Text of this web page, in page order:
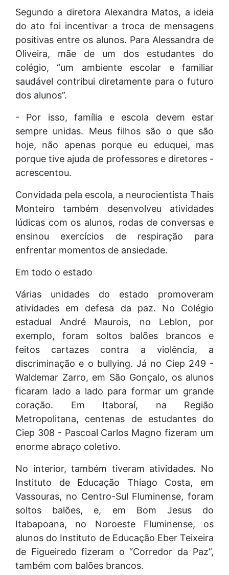
Segundo a diretora Alexandra Matos, a ideia
do ato foi incentivar a troca de mensagens
positivas entre os alunos. Para Alessandra de
Oliveira, mãe de um dos estudantes do
colégio, “um ambiente escolar e familiar
saudável contribui diretamente para o futuro
dos alunos”.
- Por isso, família e escola devem estar
sempre unidas. Meus filhos são o que são
hoje, não apenas porque eu eduquei, mas
porque tive ajuda de professores e diretores -
acrescentou.
Convidada pela escola, a neurocientista Thais
Monteiro também desenvolveu atividades
lúdicas com os alunos, rodas de conversas e
ensinou exercícios de respiração para
enfrentar momentos de ansiedade.
Em todo o estado
Várias unidades do estado promoveram
atividades em defesa da paz. No Colégio
estadual André Maurois, no Leblon, por
exemplo, foram soltos balões brancos e
feitos cartazes contra a violência, a
discriminação e o bullying. Já no Ciep 249 -
Waldemar Zarro, em São Gonçalo, os alunos
ficaram lado a lado para formar um grande
coração. Em Itaboraí, na Região
Metropolitana, centenas de estudantes do
Ciep 308 - Pascoal Carlos Magno fizeram um
enorme abraço coletivo.
No interior, também tiveram atividades. No
Instituto de Educação Thiago Costa, em
Vassouras, no Centro-Sul Fluminense, foram
soltos balões, e, em Bom Jesus do
Itabapoana, no Noroeste Fluminense, os
alunos do Instituto de Educação Eber Teixeira
de Figueiredo fizeram o “Corredor da Paz”,
também com balões brancos.